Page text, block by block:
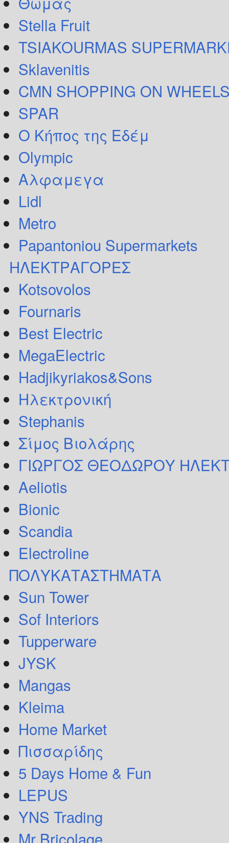
Stella Fruit
TSIAKOURMAS
Sklavenitis
CMN SHOPPING ON
SPAR
Ο Κήπος της Εδέμ
Olympic
Αλφαμεγα
Lidl
Metro
Papantoniou Supermarkets
ΗΛΕΚΤΡΑΓΟΡΕΣ
Kotsovolos
Fournaris
Best Electric
MegaElectric
Hadjikyriakos&Sons
Ηλεκτρονική
Stephanis
Σίμος Βιολάρης
ΓΙΩΡΓΟΣ ΘΕΟΔΩΡΟΥ
Aeliotis
Bionic
Scandia
Electroline
ΠΟΛΥΚΑΤΑΣΤΗΜΑΤΑ
Sun Tower
Sof Interiors
Tupperware
JYSK
Mangas
Kleima
Home Market
Πισσαρίδης
5 Days Home & Fun
LEPUS
YNS Trading
Mr Bricolage